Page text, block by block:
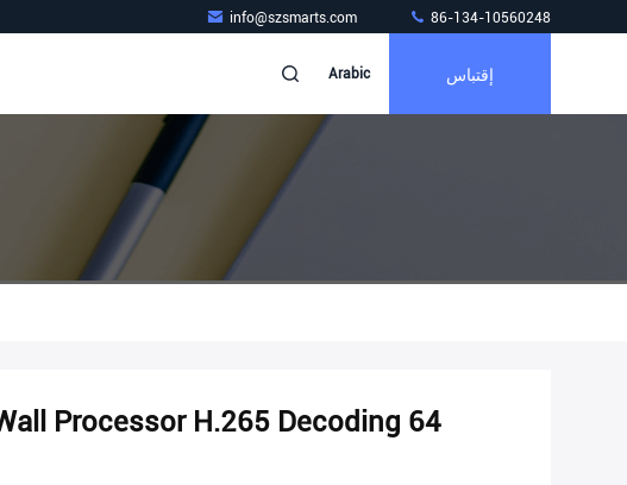
info@szsmarts.com 86-134-10560248
Arabic إقتباس
Processor H.265 Decoding 64